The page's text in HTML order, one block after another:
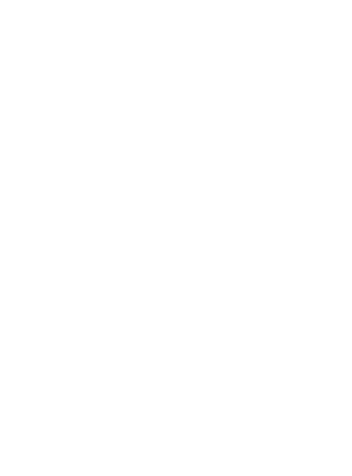
다. (기회되면 스캐닝해서)총 5 에리어가 있다.- 에리